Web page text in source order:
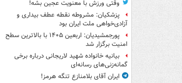
وقتی ورزش با معنویت عجین بشه!
پزشکیان: مشروطه نقطه عطف بیداری و
آزادی‌خواهی ملت ایران بود
پورجمشیدیان: اربعین ۱۴۰۵ با بالاترین سطح
امنیت برگزار شد
بیانیه خانواده شهید لاریجانی درباره برخی
گمانه‌زنی‌های رسانه‌ای
ایران آقای بلامنازع تنگه هرمز!